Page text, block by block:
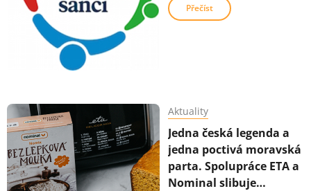
Přečíst
Aktuality
Jedna česká legenda a
jedna poctivá moravská
parta. Spolupráce ETA a
Nominal slibuje